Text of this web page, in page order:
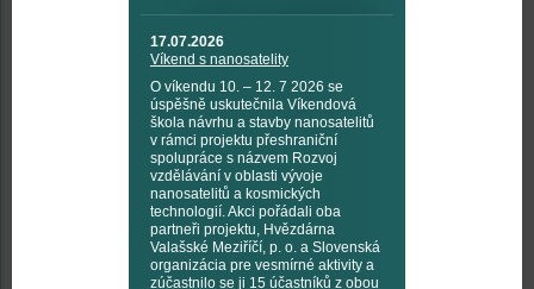
17.07.2026
Víkend s nanosatelity
O víkendu 10. – 12. 7 2026 se
úspěšně uskutečnila Víkendová
škola návrhu a stavby nanosatelitů
v rámci projektu přeshraniční
spolupráce s názvem Rozvoj
vzdělávání v oblasti vývoje
nanosatelitů a kosmických
technologií. Akci pořádali oba
partneři projektu, Hvězdárna
Valašské Meziříčí, p. o. a Slovenská
organizácia pre vesmírné aktivity a
zúčastnilo se ji 15 účastníků z obou